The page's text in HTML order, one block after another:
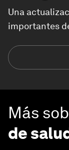
Una
importantes
Más
de